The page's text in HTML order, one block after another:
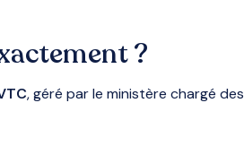
?
, géré par le ministère chargé des